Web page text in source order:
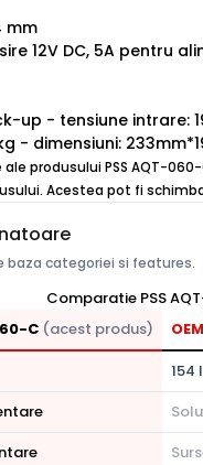
mm
12V DC, 5A pentru
up - tensiune intrare:
- dimensiuni:
produsului PSS AQT-
Acestea pot fi
categoriei si features.
Comparatie PSS
C (acest produs)
154